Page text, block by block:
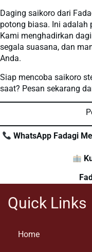
Daging saikoro dari
potong biasa. Ini adalah
Kami menghadirkan
segala suasana, dan
Anda.
Siap mencoba saikoro
saat? Pesan sekarang
WhatsApp Fadagi
Quick Links
Home